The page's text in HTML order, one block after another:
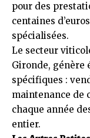
pour des
centaines
spécialisées.
Le secteur
Gironde, génère
spécifiques :
maintenance de
chaque année
entier.